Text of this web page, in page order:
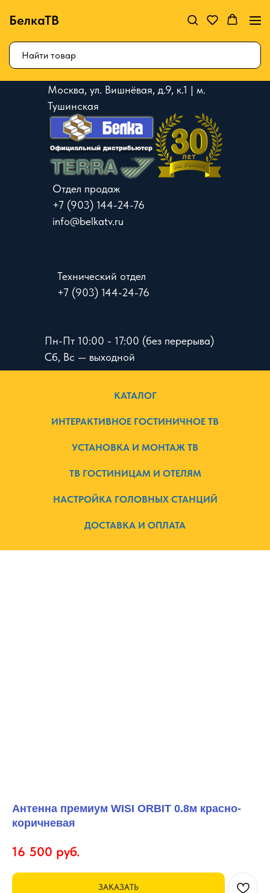
БелкаТВ
Москва, ул. Вишнёвая, д.9, к.1 | м.
Тушинская
Отдел продаж
+7 (903) 144-24-76
info@belkatv.ru
Пн-Пт 10:00 - 17:00 (без перерыва)
Сб, Вс — выходной
Технический отдел
+7 (903) 144-24-76
КАТАЛОГ
ИНТЕРАКТИВНОЕ ГОСТИНИЧНОЕ ТВ
УСТАНОВКА И МОНТАЖ ТВ
ТВ ГОСТИНИЦАМ И ОТЕЛЯМ
НАСТРОЙКА ГОЛОВНЫХ СТАНЦИЙ
ДОСТАВКА И ОПЛАТА
Антенна премиум WISI ORBIT 0.8м красно-
коричневая
16 500 руб.
ЗАКАЗАТЬ